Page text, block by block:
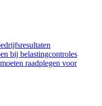
bij belastingcontroles
raadplegen voor